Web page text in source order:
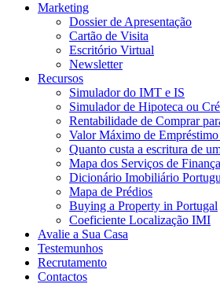
Marketing
Dossier de Apresentação
Cartão de Visita
Escritório Virtual
Newsletter
Recursos
Simulador do IMT e IS
Simulador de Hipoteca ou
Rentabilidade de Comprar
Valor Máximo de Empréstimo
Quanto custa a escritura de
Mapa dos Serviços de
Dicionário Imobiliário
Mapa de Prédios
Buying a Property in Portugal
Coeficiente Localização IMI
Avalie a Sua Casa
Testemunhos
Recrutamento
Contactos